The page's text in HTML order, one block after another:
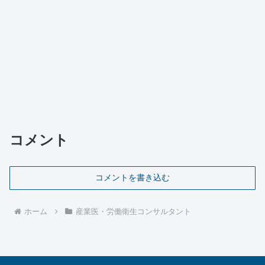
コメント
コメントを書き込む
ホーム 産業医・労働衛生コンサルタント